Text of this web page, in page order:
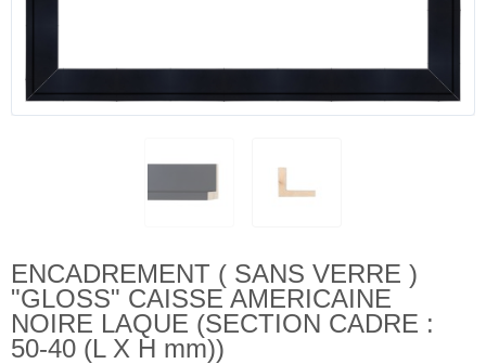
ENCADREMENT ( SANS VERRE )
"GLOSS" CAISSE AMERICAINE
NOIRE LAQUE (SECTION CADRE :
50-40 (L X H mm))